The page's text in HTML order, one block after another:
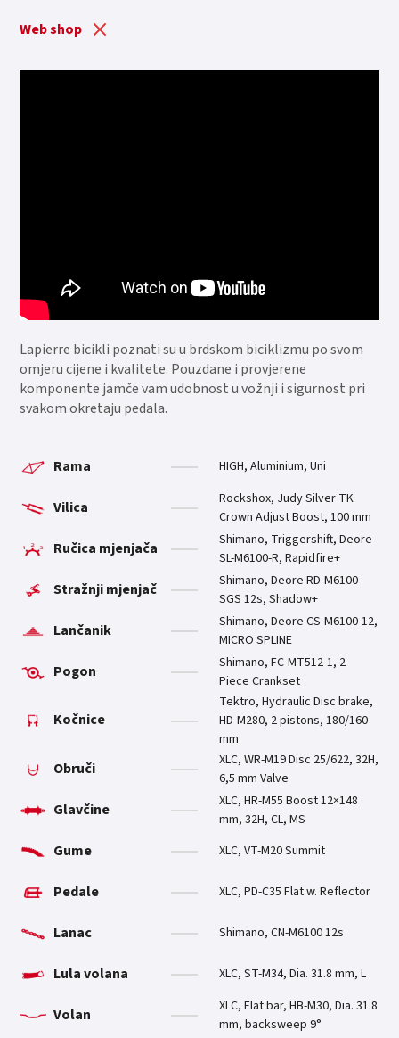
Web shop
Lapierre bicikli poznati su u brdskom biciklizmu po svom
omjeru cijene i kvalitete. Pouzdane i provjerene
komponente jamče vam udobnost u vožnji i sigurnost pri
svakom okretaju pedala.
Rama HIGH, Aluminium, Uni
Vilica
Rockshox, Judy Silver TK
Crown Adjust Boost, 100 mm
Ručica mjenjača
Shimano, Triggershift, Deore
SL-M6100-R, Rapidfire+
Stražnji mjenjač
Shimano, Deore RD-M6100-
SGS 12s, Shadow+
Lančanik
Shimano, Deore CS-M6100-12,
MICRO SPLINE
Pogon
Shimano, FC-MT512-1, 2-
Piece Crankset
Kočnice
Tektro, Hydraulic Disc brake,
HD-M280, 2 pistons, 180/160
mm
Obruči
XLC, WR-M19 Disc 25/622, 32H,
6,5 mm Valve
Glavčine
XLC, HR-M55 Boost 12×148
mm, 32H, CL, MS
Gume XLC, VT-M20 Summit
Pedale XLC, PD-C35 Flat w. Reflector
Lanac Shimano, CN-M6100 12s
Lula volana XLC, ST-M34, Dia. 31.8 mm, L
Volan
XLC, Flat bar, HB-M30, Dia. 31.8
mm, backsweep 9°